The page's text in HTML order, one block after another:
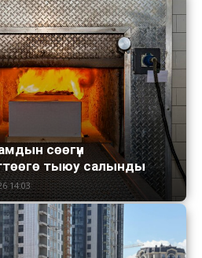
сөөгүн
тыюу салынды
14:03